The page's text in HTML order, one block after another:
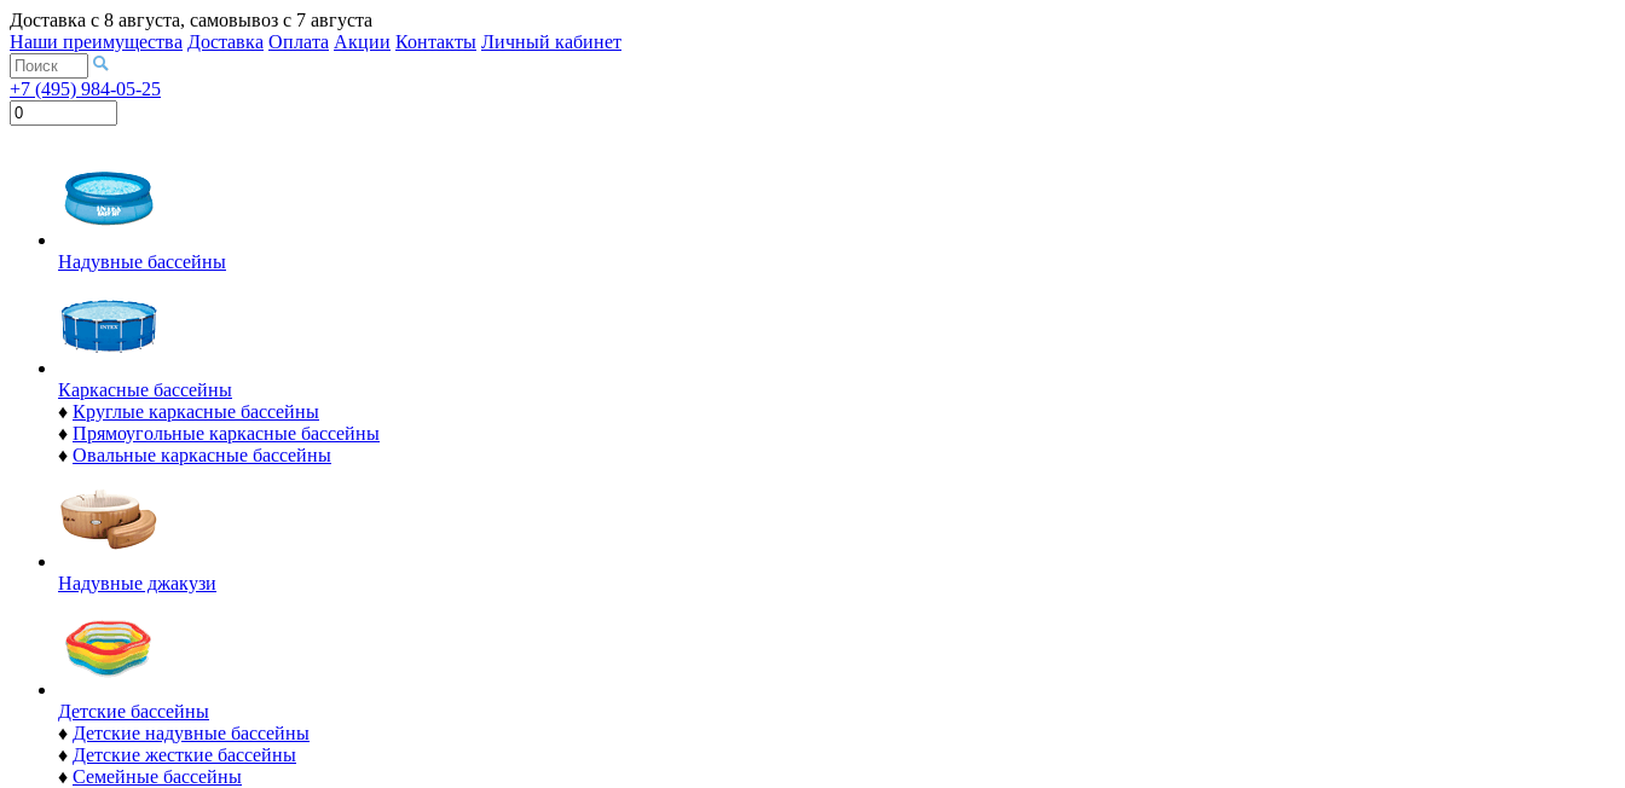
Доставка с 8 августа, самовывоз с 7 августа
Наши преимущества Доставка Оплата Акции Контакты Личный кабинет
+7 (495) 984-05-25
Надувные бассейны
Каркасные бассейны
♦ Круглые каркасные бассейны
♦ Прямоугольные каркасные бассейны
♦ Овальные каркасные бассейны
Надувные джакузи
Детские бассейны
♦ Детские надувные бассейны
♦ Детские жесткие бассейны
♦ Семейные бассейны